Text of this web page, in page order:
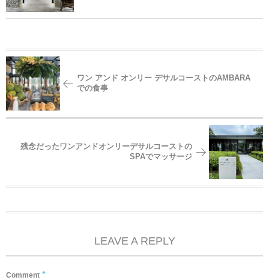
ワン アンド オンリー デサルコーストのAMBARA
での食事
残念だったワンアンドオンリーデサルコーストの
SPAでマッサージ
LEAVE A REPLY
Comment *